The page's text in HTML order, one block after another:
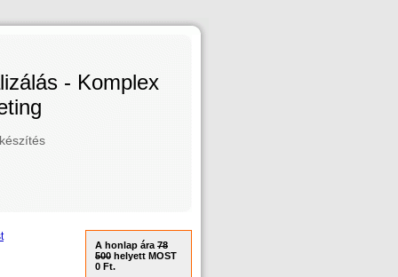
- Komplex
A honlap ára 78
500 helyett MOST
0 Ft.